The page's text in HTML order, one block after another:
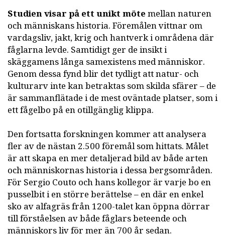
Studien visar på ett unikt möte mellan naturen
och människans historia. Föremålen vittnar om
vardagsliv, jakt, krig och hantverk i områdena där
fåglarna levde. Samtidigt ger de insikt i
skäggamens långa samexistens med människor.
Genom dessa fynd blir det tydligt att natur- och
kulturarv inte kan betraktas som skilda sfärer – de
är sammanflätade i de mest oväntade platser, som i
ett fågelbo på en otillgänglig klippa.
Den fortsatta forskningen kommer att analysera
fler av de nästan 2.500 föremål som hittats. Målet
är att skapa en mer detaljerad bild av både arten
och människornas historia i dessa bergsområden.
För Sergio Couto och hans kollegor är varje bo en
pusselbit i en större berättelse – en där en enkel
sko av alfagräs från 1200-talet kan öppna dörrar
till förståelsen av både fåglars beteende och
människors liv för mer än 700 år sedan.